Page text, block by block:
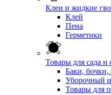
Клеи и жидкие
Клей
Пена
Герметики
Товары для сада и
Баки, бочки,
Уборочный
Товары для